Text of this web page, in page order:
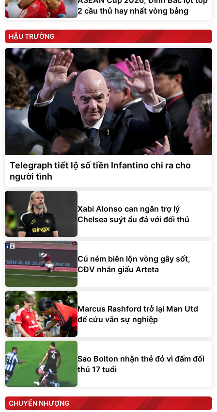
2 cầu thủ hay nhất vòng bảng
HẬU TRƯỜNG
Telegraph tiết lộ số tiền Infantino chi ra cho
người tình
Xabi Alonso can ngăn trợ lý
Chelsea suýt ẩu đả với đối thủ
Cú ném biên lộn vòng gây sốt,
CĐV nhắn giấu Arteta
Marcus Rashford trở lại Man Utd
để cứu vãn sự nghiệp
Sao Bolton nhận thẻ đỏ vì đấm đối
thủ 17 tuổi
CHUYỂN NHƯỢNG